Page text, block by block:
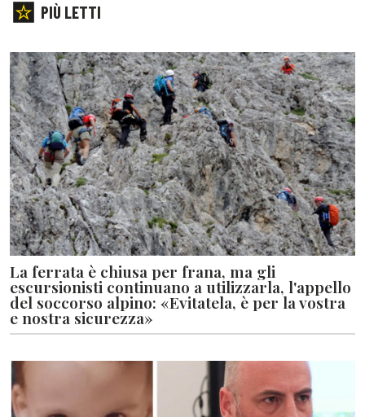
PIÙ LETTI
La ferrata è chiusa per frana, ma gli
escursionisti continuano a utilizzarla, l'appello
del soccorso alpino: «Evitatela, è per la vostra
e nostra sicurezza»